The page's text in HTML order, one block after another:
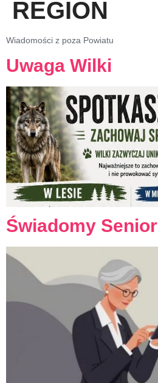
REGION
Wiadomości z poza Powiatu
Uwaga Wilki
Świadomy Senior